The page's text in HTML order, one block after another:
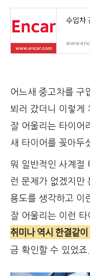
수입차
어느새 중고차를 구
뵈러 갔더니 이렇게
잘 어울리는 타이
새 타이어를 꽂아두
뭐 일반적인 사계절
런 문제가 없겠지만
용도를 생각하고 이
잘 어울리는 이런 타
취미나 역시 한결같
금 확인할 수 있었죠.